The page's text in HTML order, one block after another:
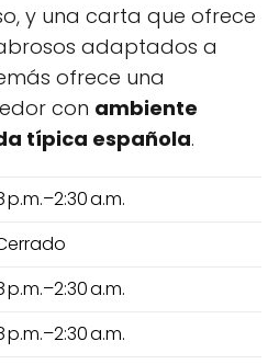
y una carta que ofrece
adaptados a
ofrece una
con ambiente
típica española.
p.m.–2:30 a.m.
p.m.–2:30 a.m.
p.m.–2:30 a.m.